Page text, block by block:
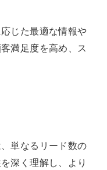
じた最適な情報や
満足度を高め、ス
単なるリード数の
深く理解し、より